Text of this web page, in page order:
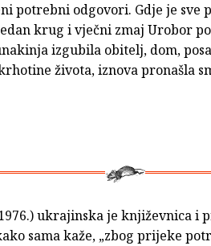
potrebni odgovori. Gdje je sve
krug i vječni zmaj Urobor
izgubila obitelj, dom,
života, iznova pronašla
ukrajinska je književnica i
sama kaže, „zbog prijeke